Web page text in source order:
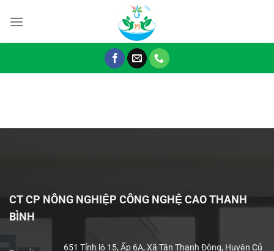
đến
CT CP NÔNG NGHIỆP CÔNG NGHỆ CAO THANH
BÌNH
651 Tỉnh lộ 15, Ấp 6A, Xã Tân Thạnh Đông, Huyện Củ